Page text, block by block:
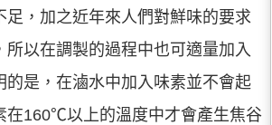
足，加之近年來人們對鮮味的要求
所以在調製的過程中也可適量加入
的是，在滷水中加入味素並不會起
在160℃以上的溫度中才會產生焦谷